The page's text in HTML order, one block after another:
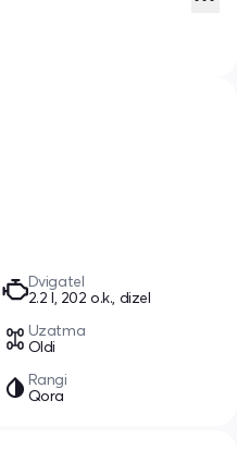
Dvigatel
2.2 l, 202 o.k., dizel
Uzatma
Oldi
Rangi
Qora